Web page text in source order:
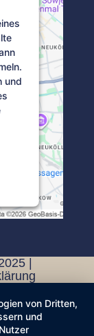
und
|
von Dritten,
und